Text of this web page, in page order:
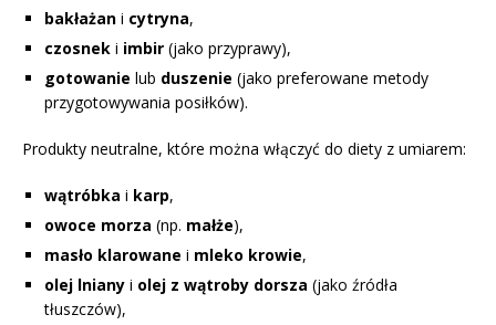
bakłażan i cytryna,
czosnek i imbir (jako przyprawy),
gotowanie lub duszenie (jako preferowane metody
przygotowywania posiłków).
Produkty neutralne, które można włączyć do diety z umiarem:
wątróbka i karp,
owoce morza (np. małże),
masło klarowane i mleko krowie,
olej lniany i olej z wątroby dorsza (jako źródła
tłuszczów),